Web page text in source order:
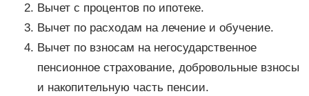
Вычет с процентов по ипотеке.
Вычет по расходам на лечение и обучение.
Вычет по взносам на негосударственное
пенсионное страхование, добровольные взносы
и накопительную часть пенсии.